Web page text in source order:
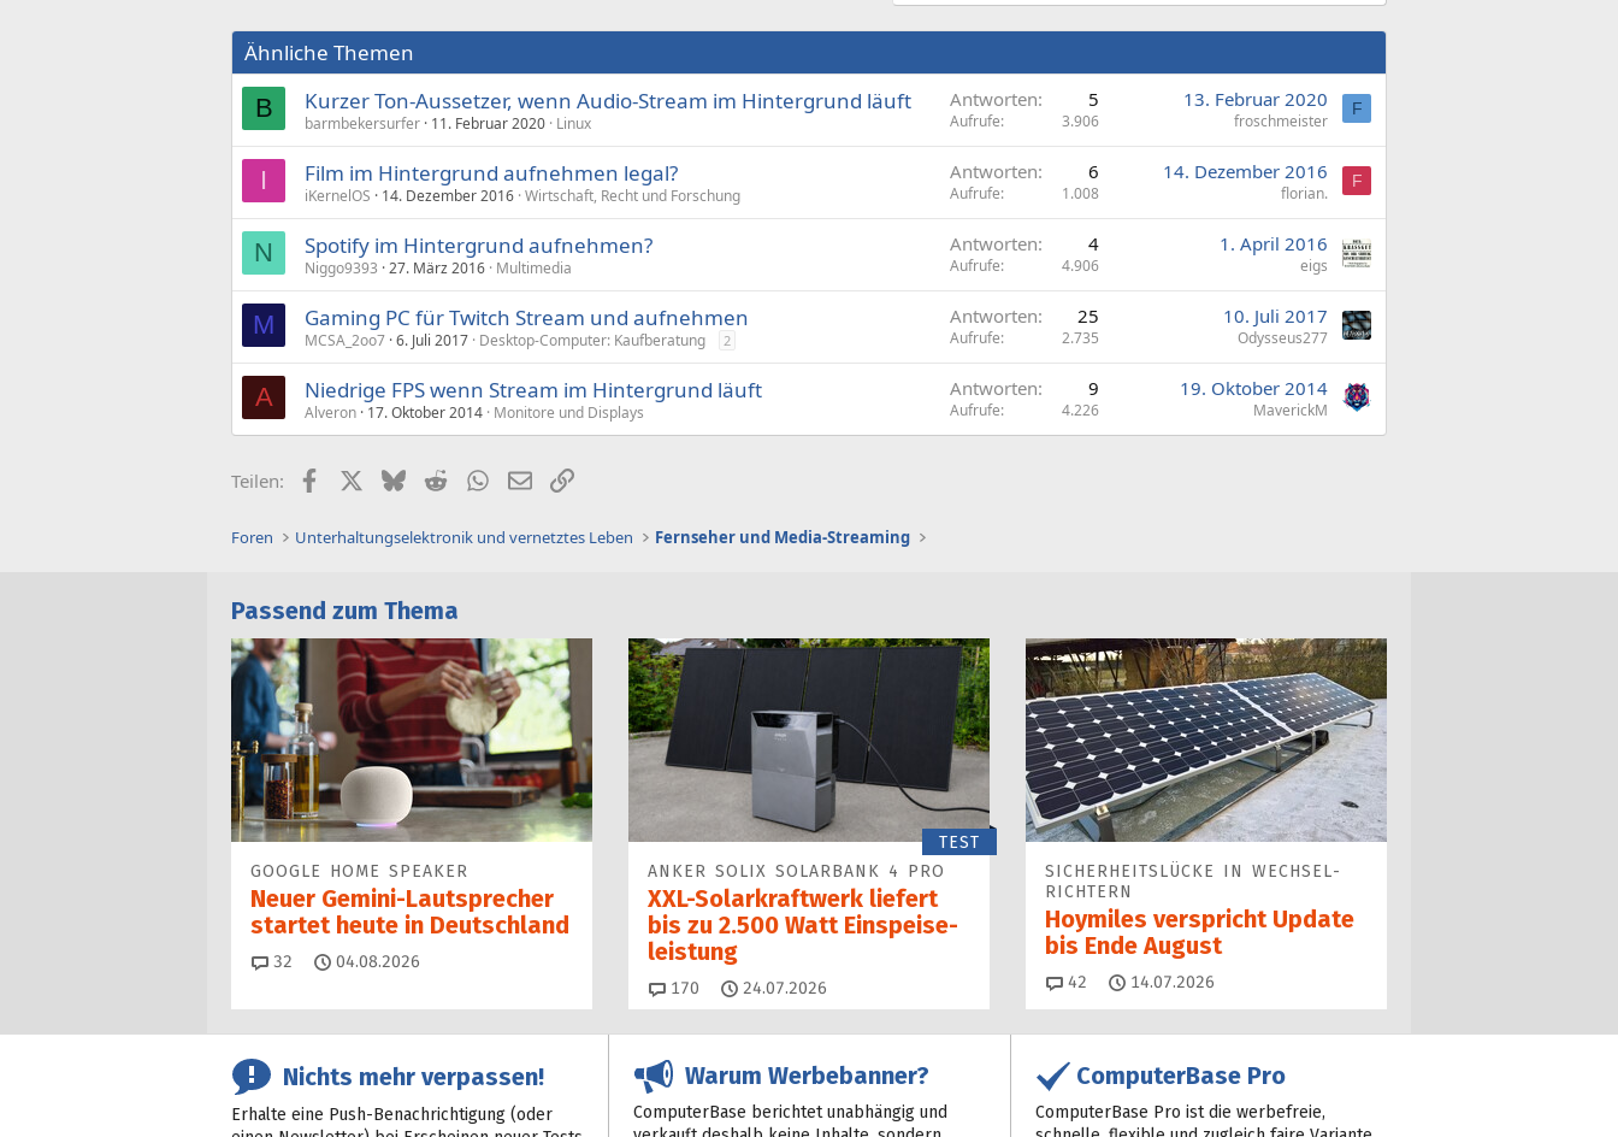
Ähnliche Themen
B Kurzer Ton-Aussetzer, wenn Audio-Stream im Hintergrund läuft
barmbekersurfer 11. Februar 2020 Linux
Antworten 5
Aufrufe 3.906
13. Februar 2020
froschmeister
F
I Film im Hintergrund aufnehmen legal?
iKernelOS 14. Dezember 2016 Wirtschaft, Recht und Forschung
Antworten 6
Aufrufe 1.008
14. Dezember 2016
florian.
F
N Spotify im Hintergrund aufnehmen?
Niggo9393 27. März 2016 Multimedia
Antworten 4
Aufrufe 4.906
1. April 2016
eigs
M Gaming PC für Twitch Stream und aufnehmen
MCSA_2oo7 6. Juli 2017 Desktop-Computer: Kaufberatung 2
Antworten 25
Aufrufe 2.735
10. Juli 2017
Odysseus277
A Niedrige FPS wenn Stream im Hintergrund läuft
Alveron 17. Oktober 2014 Monitore und Displays
Antworten 9
Aufrufe 4.226
19. Oktober 2014
MaverickM
Teilen: FacebookX (Twitter)
BlueskyRedditWhatsApp
E-MailLink
Foren Unterhaltungselektronik und vernetztes Leben Fernseher und Media-Streaming
Passend zum Thema
GOOGLE HOME SPEAKER
Neuer Gemini-Laut­spre­cher
startet heu­te in Deutschland
32 Kommentare
04.08.2026
TEST
ANKER SOLIX SOLARBANK 4 PRO
XXL-Solarkraftwerk liefert
bis zu 2.500 Watt Einspeise­
leistung
170 Kommentare
24.07.2026
SICHERHEITS­LÜCKE IN WECHSEL­
RICHTERN
Hoymiles verspricht Update
bis Ende August
42 Kommentare
14.07.2026
Nichts mehr verpassen!
Erhalte eine Push-Benachrichtigung (oder
Warum Werbebanner?
ComputerBase berichtet unabhängig und
ComputerBase Pro
ComputerBase Pro ist die werbefreie,